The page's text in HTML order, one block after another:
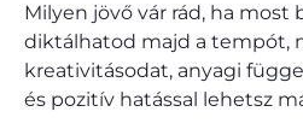
Milyen jövő vár rád, ha most
diktálhatod majd a tempót,
kreativitásodat, anyagi
és pozitív hatással lehetsz